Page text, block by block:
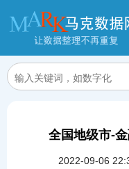
全国地级市-
2022-09-06